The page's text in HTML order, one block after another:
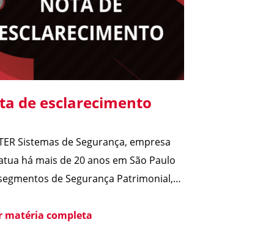
de esclarecimento
Sistemas de Segurança, empresa
há mais de 20 anos em São Paulo
de Segurança Patrimonial,
esclarecer que não possui
matéria completa